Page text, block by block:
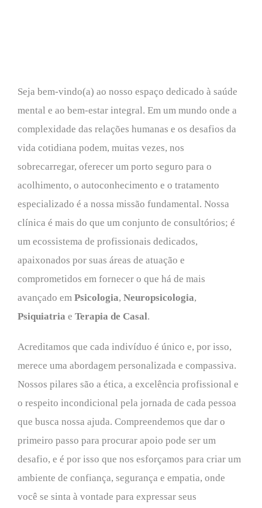
Seja bem-vindo(a) ao nosso espaço dedicado à saúde
mental e ao bem-estar integral. Em um mundo onde a
complexidade das relações humanas e os desafios da
vida cotidiana podem, muitas vezes, nos
sobrecarregar, oferecer um porto seguro para o
acolhimento, o autoconhecimento e o tratamento
especializado é a nossa missão fundamental. Nossa
clínica é mais do que um conjunto de consultórios; é
um ecossistema de profissionais dedicados,
apaixonados por suas áreas de atuação e
comprometidos em fornecer o que há de mais
avançado em Psicologia, Neuropsicologia,
Psiquiatria e Terapia de Casal.
Acreditamos que cada indivíduo é único e, por isso,
merece uma abordagem personalizada e compassiva.
Nossos pilares são a ética, a excelência profissional e
o respeito incondicional pela jornada de cada pessoa
que busca nossa ajuda. Compreendemos que dar o
primeiro passo para procurar apoio pode ser um
desafio, e é por isso que nos esforçamos para criar um
ambiente de confiança, segurança e empatia, onde
você se sinta à vontade para expressar seus